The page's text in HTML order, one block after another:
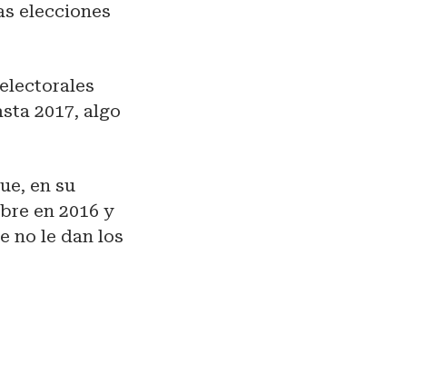
elecciones
2017, algo
en su
en 2016 y
no le dan los